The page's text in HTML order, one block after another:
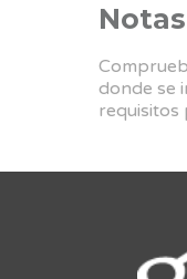
Notas
donde se
requisitos